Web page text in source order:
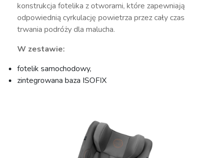
konstrukcja fotelika z otworami, które zapewniają
odpowiednią cyrkulację powietrza przez cały czas
trwania podróży dla malucha.
W zestawie:
fotelik samochodowy,
zintegrowana baza ISOFIX